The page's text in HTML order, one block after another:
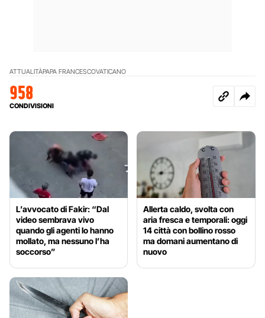
ATTUALITÀPAPA FRANCESCOVATICANO
958
CONDIVISIONI
L’avvocato di Fakir: “Dal
video sembrava vivo
quando gli agenti lo hanno
mollato, ma nessuno l’ha
soccorso”
Allerta caldo, svolta con
aria fresca e temporali: oggi
14 città con bollino rosso
ma domani aumentano di
nuovo